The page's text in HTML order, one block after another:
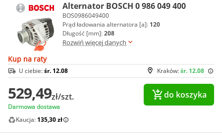
Alternator BOSCH 0 986 049 400
BOS0986049400
Prąd ładowania alternatora [a]: 120
Długość [mm]:208
Rozwiń więcej danych
Kup na raty
Kraków:śr. 12.08
U ciebie:śr. 12.08
529,49zł/szt.
Darmowa dostawa
do koszyka
Kaucja: 135,30 zł